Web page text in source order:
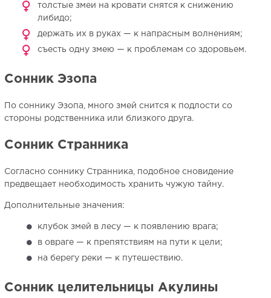
толстые змеи на кровати снятся к снижению
либидо;
держать их в руках — к напрасным волнениям;
съесть одну змею — к проблемам со здоровьем.
Сонник Эзопа
По соннику Эзопа, много змей снится к подлости со
стороны родственника или близкого друга.
Сонник Странника
Согласно соннику Странника, подобное сновидение
предвещает необходимость хранить чужую тайну.
Дополнительные значения:
клубок змей в лесу — к появлению врага;
в овраге — к препятствиям на пути к цели;
на берегу реки — к путешествию.
Сонник целительницы Акулины